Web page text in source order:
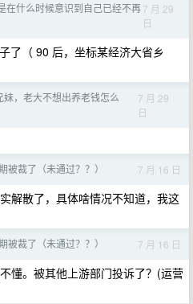
在什么时候意识到自己已经不再7 月 29
日
了（ 90 后，坐标某经济大省乡
妹，老大不想出养老钱怎么
7 月 29
日
被裁了（未通过？？） 7 月 16 日
解散了，具体啥情况不知道，我这
被裁了（未通过？？） 7 月 16 日
懂。被其他上游部门投诉了？(运营